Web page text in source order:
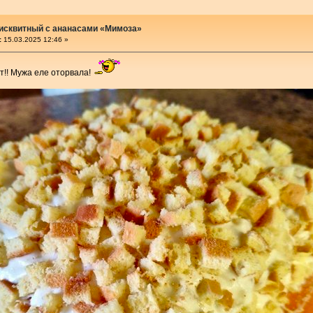
с ананасами «Мимоза»
15.03.2025 12:46 »
Мужа еле оторвала!